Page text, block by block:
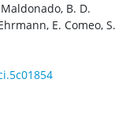
B. D.
E. Comeo, S.